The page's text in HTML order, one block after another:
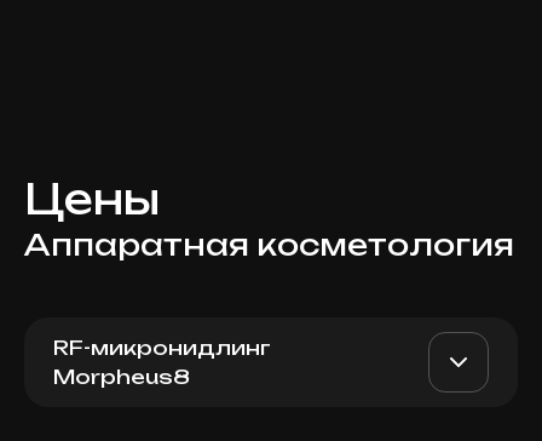
Цены
Аппаратная косметология
RF-микронидлинг
Morpheus8